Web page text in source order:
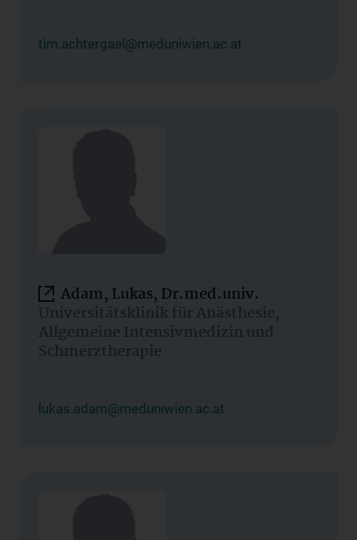
tim.achtergael@meduniwien.ac.at
Adam, Lukas, Dr.med.univ.
Universitätsklinik für Anästhesie,
Allgemeine Intensivmedizin und
Schmerztherapie
lukas.adam@meduniwien.ac.at